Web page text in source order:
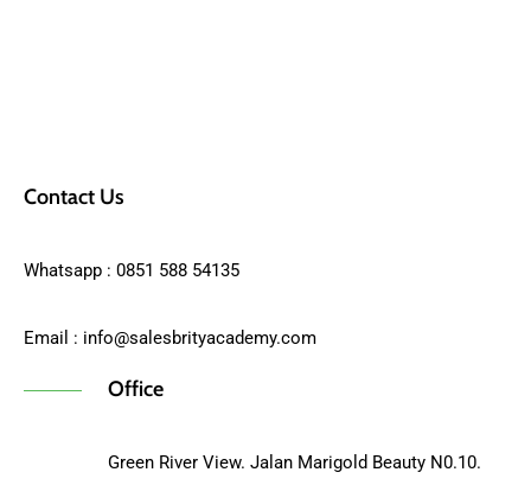
Contact Us
Whatsapp : 0851 588 54135
Email : info@salesbrityacademy.com
Office
Green River View. Jalan Marigold Beauty N0.10.